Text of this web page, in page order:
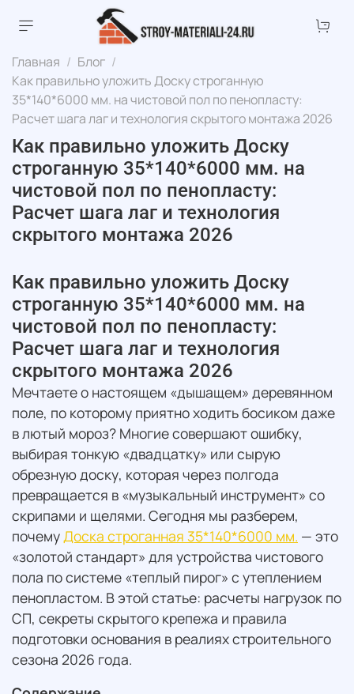
Главная
Блог
Как правильно уложить Доску строганную
35*140*6000 мм. на чистовой пол по пенопласту:
Расчет шага лаг и технология скрытого монтажа 2026
Как правильно уложить Доску
строганную 35*140*6000 мм. на
чистовой пол по пенопласту:
Расчет шага лаг и технология
скрытого монтажа 2026
Как правильно уложить Доску
строганную 35*140*6000 мм. на
чистовой пол по пенопласту:
Расчет шага лаг и технология
скрытого монтажа 2026
Мечтаете о настоящем «дышащем» деревянном
поле, по которому приятно ходить босиком даже
в лютый мороз? Многие совершают ошибку,
выбирая тонкую «двадцатку» или сырую
обрезную доску, которая через полгода
превращается в «музыкальный инструмент» со
скрипами и щелями. Сегодня мы разберем,
почемуДоска строганная 35*140*6000 мм. — это
«золотой стандарт» для устройства чистового
пола по системе «теплый пирог» с утеплением
пенопластом. В этой статье: расчеты нагрузок по
СП, секреты скрытого крепежа и правила
подготовки основания в реалиях строительного
сезона 2026 года.